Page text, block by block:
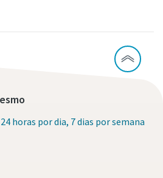
horas por dia, 7 dias por semana